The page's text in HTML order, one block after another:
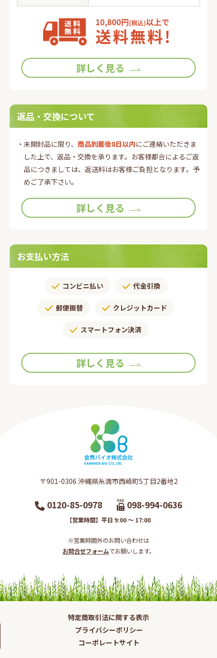
詳しく見る
返品・交換について
・未開封品に限り、 商品到着後8日以内にご連絡いただきま
した上で、返品・交換を承ります。お客様都合によるご返
品につきましては、返送料はお客様ご負担となります。予
めご了承下さい。
詳しく見る
お支払い方法
コンビニ払い 代金引換
郵便振替​ クレジットカード
スマートフォン決済
詳しく見る
〒901-0306​ 沖縄県糸満市西崎町5丁目2番地2​
0120-85-0978 098-994-0636
【営業時間】平日 9:00 ～ 17:00
※営業時間外のお問い合わせは
お問合せフォームでお願いします。​
特定商取引法に関する表示
プライバシーポリシー
コーポレートサイト